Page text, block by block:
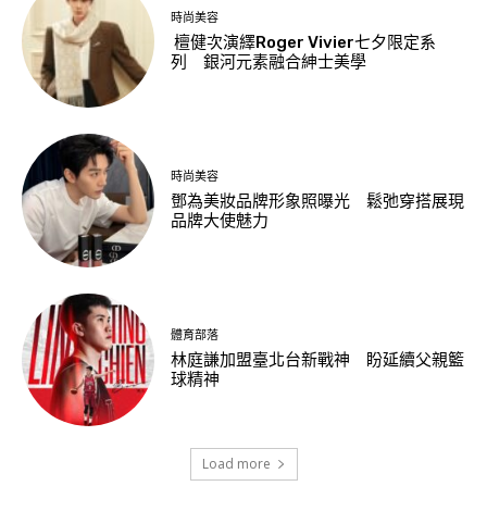
時尚美容
檀健次演繹Roger Vivier七夕限定系
列 銀河元素融合紳士美學
時尚美容
鄧為美妝品牌形象照曝光 鬆弛穿搭展現
品牌大使魅力
體育部落
林庭謙加盟臺北台新戰神 盼延續父親籃
球精神
Load more